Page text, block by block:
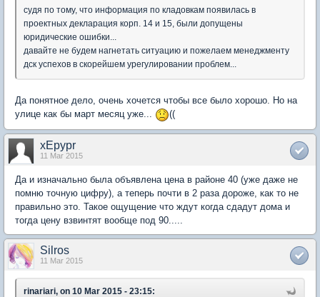
судя по тому, что информация по кладовкам появилась в
проектных декларация корп. 14 и 15, были допущены
юридические ошибки...
давайте не будем нагнетать ситуацию и пожелаем менеджменту
дск успехов в скорейшем урегулировании проблем...
Да понятное дело, очень хочется чтобы все было хорошо. Но на
улице как бы март месяц уже...
((
xEpypr
11 Mar 2015
Да и изначально была объявлена цена в районе 40 (уже даже не
помню точную цифру), а теперь почти в 2 раза дороже, как то не
правильно это. Такое ощущение что ждут когда сдадут дома и
тогда цену взвинтят вообще под 90.....
Silros
11 Mar 2015
rinariari, on 10 Mar 2015 - 23:15: